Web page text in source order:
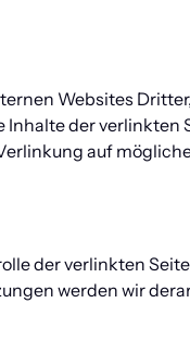
Websites
Inhalte der
auf
der verlinkten
werden wir